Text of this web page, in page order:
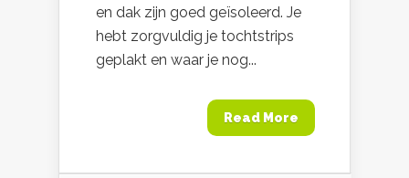
en dak zijn goed geïsoleerd. Je
hebt zorgvuldig je tochtstrips
geplakt en waar je nog...
Read More